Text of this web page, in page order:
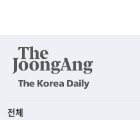
전체